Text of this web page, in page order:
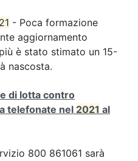
- Poca formazione
aggiornamento
è stato stimato un 15-
nascosta.
di lotta contro
telefonate nel 2021 al
800 861061 sarà